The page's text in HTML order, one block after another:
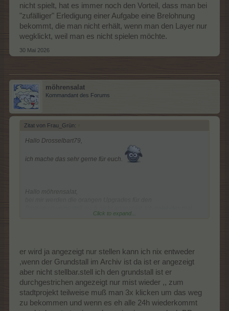
nicht spielt, hat es immer noch den Vorteil, dass man bei
"zufälliger" Erledigung einer Aufgabe eine Brelohnung
bekommt, die man nicht erhält, wenn man den Layer nur
wegklickt, weil man es nicht spielen möchte.
30 Mai 2026
möhrensalat
Kommandant des Forums
Zitat von Frau_Grün: ↑
Hallo Drosselbart79,
ich mache das sehr gerne für euch.
Hallo möhrensalat,
weiter. Scheint wphl ein Anzeigefehler zu sein. Ob das nun am
Hallo mogli52,
kurz erklärt: Ich habe grade für die Erfüllung der Meisterklasse
eine Menagerie aufgestellt. Um soviele Tiere wie möglich zu
bekommen, habe ich sie mit Neonställen gefüllt. Bisher musste
ich dafür immer erst die Menagerie mit 8 Ställen und
anschließend noch einmal mit 8 Upgrades befüllen. Mit der
neuen Funktion konnte ich jetzt alle 8 Plätze sofort mit
Click to expand...
er wird ja angezeigt nur stellen kann ich nix entweder
,wenn der Grundstall im Archiv ist da ist er angezeigt
aber nicht stellbar.stell ich den grundstall ist er
durchgestrichen angezeigt nur mist wieder ,, zum
stadtprojekt teilweise muß man 3x klicken um das weg
zu bekommen und wenn es eh alle 24h wiederkommt